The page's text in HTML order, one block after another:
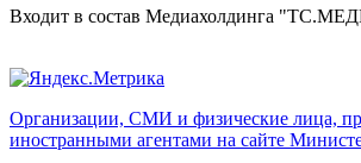
Входит в состав Медиахолдинга
Организации, СМИ и физические лица,
иностранными агентами на сайте